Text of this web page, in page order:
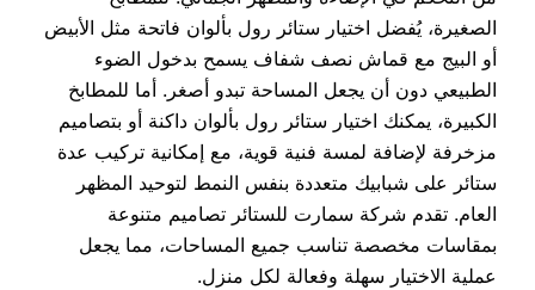
الصغيرة، يُفضل اختيار ستائر رول بألوان فاتحة مثل الأبيض
أو البيج مع قماش نصف شفاف يسمح بدخول الضوء
الطبيعي دون أن يجعل المساحة تبدو أصغر. أما للمطابخ
الكبيرة، يمكنك اختيار ستائر رول بألوان داكنة أو بتصاميم
مزخرفة لإضافة لمسة فنية قوية، مع إمكانية تركيب عدة
ستائر على شبابيك متعددة بنفس النمط لتوحيد المظهر
العام. تقدم شركة سمارت للستائر تصاميم متنوعة
بمقاسات مخصصة تناسب جميع المساحات، مما يجعل
عملية الاختيار سهلة وفعالة لكل منزل.